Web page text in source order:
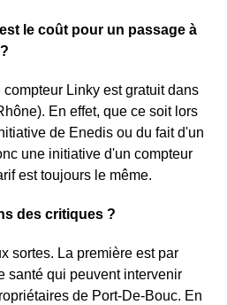
le coût pour un passage à
Linky est gratuit dans
En effet, que ce soit lors
de Enedis ou du fait d'un
une initiative d'un compteur
est toujours le même.
des critiques ?
sortes. La première est par
santé qui peuvent intervenir
de Port-De-Bouc. En